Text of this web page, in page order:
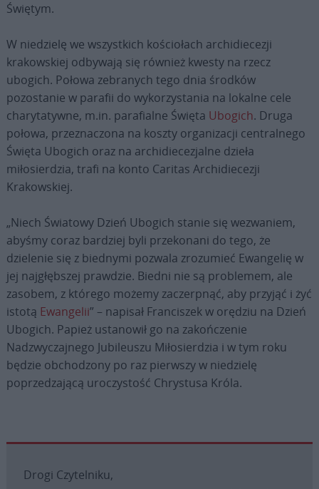
Świętym.
W niedzielę we wszystkich kościołach archidiecezji
krakowskiej odbywają się również kwesty na rzecz
ubogich. Połowa zebranych tego dnia środków
pozostanie w parafii do wykorzystania na lokalne cele
charytatywne, m.in. parafialne Święta Ubogich. Druga
połowa, przeznaczona na koszty organizacji centralnego
Święta Ubogich oraz na archidiecezjalne dzieła
miłosierdzia, trafi na konto Caritas Archidiecezji
Krakowskiej.
„Niech Światowy Dzień Ubogich stanie się wezwaniem,
abyśmy coraz bardziej byli przekonani do tego, że
dzielenie się z biednymi pozwala zrozumieć Ewangelię w
jej najgłębszej prawdzie. Biedni nie są problemem, ale
zasobem, z którego możemy zaczerpnąć, aby przyjąć i żyć
istotą Ewangelii” – napisał Franciszek w orędziu na Dzień
Ubogich. Papież ustanowił go na zakończenie
Nadzwyczajnego Jubileuszu Miłosierdzia i w tym roku
będzie obchodzony po raz pierwszy w niedzielę
poprzedzającą uroczystość Chrystusa Króla.
Drogi Czytelniku,